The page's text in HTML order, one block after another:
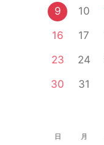
9
10
16
17
23
24
30
31
日 月